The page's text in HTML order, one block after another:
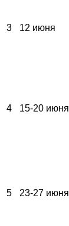
3 12 июня
4 15-20 июня
5 23-27 июня